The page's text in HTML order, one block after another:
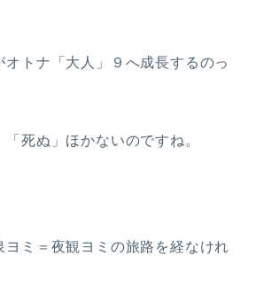
オトナ「大人」９へ成長するのっ
死ぬ」ほかないのですね。
ミ＝夜観ヨミの旅路を経なけれ